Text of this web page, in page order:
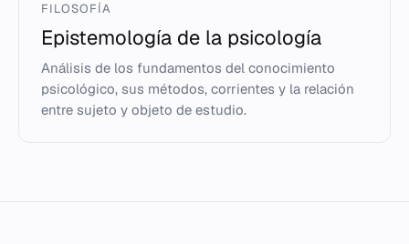
FILOSOFÍA
Epistemología de la psicología
Análisis de los fundamentos del conocimiento
psicológico, sus métodos, corrientes y la relación
entre sujeto y objeto de estudio.